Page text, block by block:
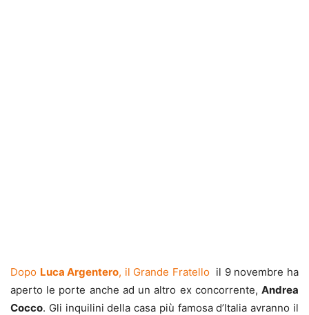
Dopo Luca Argentero, il Grande Fratello il 9 novembre ha
aperto le porte anche ad un altro ex concorrente, Andrea
Cocco. Gli inquilini della casa più famosa d’Italia avranno il